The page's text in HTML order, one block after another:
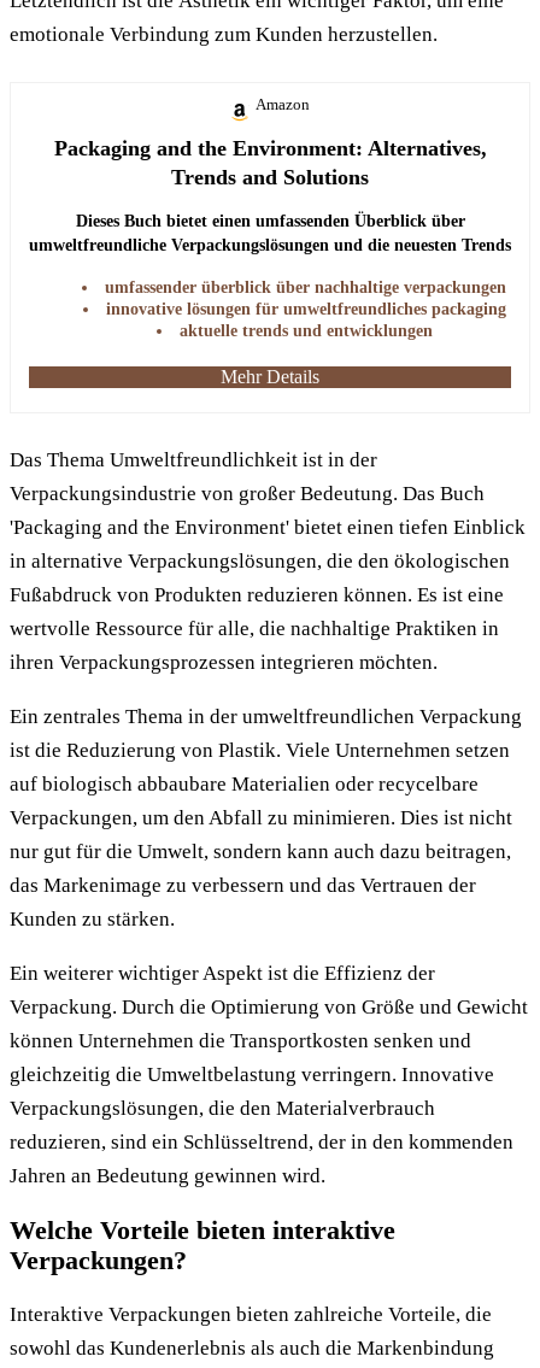
emotionale Verbindung zum Kunden herzustellen.
Amazon
Packaging and the Environment: Alternatives,
Trends and Solutions
Dieses Buch bietet einen umfassenden Überblick über
umweltfreundliche Verpackungslösungen und die neuesten Trends
umfassender überblick über nachhaltige verpackungen
innovative lösungen für umweltfreundliches packaging
aktuelle trends und entwicklungen
Mehr Details
Das Thema Umweltfreundlichkeit ist in der
Verpackungsindustrie von großer Bedeutung. Das Buch
'Packaging and the Environment' bietet einen tiefen Einblick
in alternative Verpackungslösungen, die den ökologischen
Fußabdruck von Produkten reduzieren können. Es ist eine
wertvolle Ressource für alle, die nachhaltige Praktiken in
ihren Verpackungsprozessen integrieren möchten.
Ein zentrales Thema in der umweltfreundlichen Verpackung
ist die Reduzierung von Plastik. Viele Unternehmen setzen
auf biologisch abbaubare Materialien oder recycelbare
Verpackungen, um den Abfall zu minimieren. Dies ist nicht
nur gut für die Umwelt, sondern kann auch dazu beitragen,
das Markenimage zu verbessern und das Vertrauen der
Kunden zu stärken.
Ein weiterer wichtiger Aspekt ist die Effizienz der
Verpackung. Durch die Optimierung von Größe und Gewicht
können Unternehmen die Transportkosten senken und
gleichzeitig die Umweltbelastung verringern. Innovative
Verpackungslösungen, die den Materialverbrauch
reduzieren, sind ein Schlüsseltrend, der in den kommenden
Jahren an Bedeutung gewinnen wird.
Welche Vorteile bieten interaktive
Verpackungen?
Interaktive Verpackungen bieten zahlreiche Vorteile, die
sowohl das Kundenerlebnis als auch die Markenbindung